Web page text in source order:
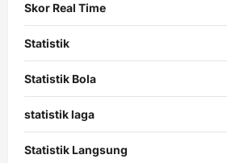
Skor Real Time
Statistik
Statistik Bola
statistik laga
Statistik Langsung